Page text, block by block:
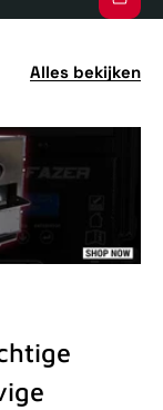
Alles bekijken